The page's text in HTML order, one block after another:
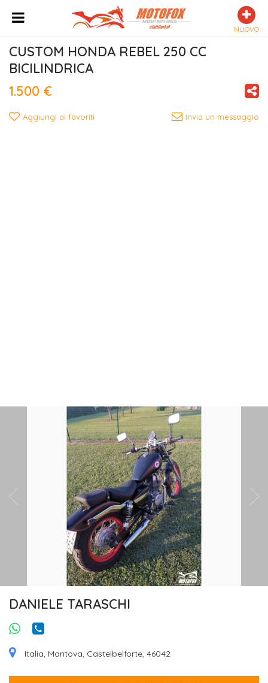
NUOVO
CUSTOM HONDA REBEL 250 CC
BICILINDRICA
1.500 €
Aggiungi ai favoriti Invia un messaggio
DANIELE TARASCHI
Italia, Mantova, Castelbelforte, 46042